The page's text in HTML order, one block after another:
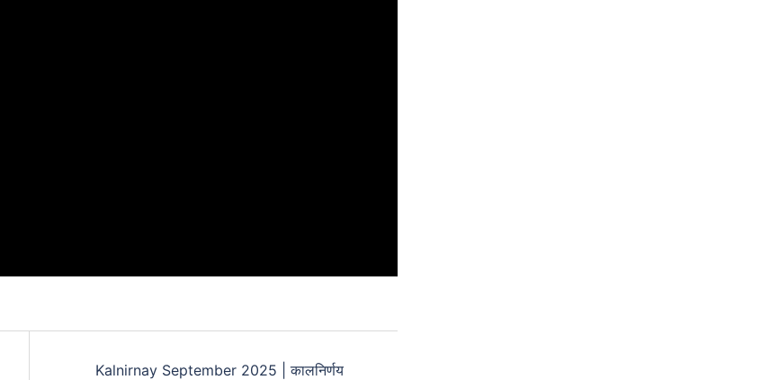
Kalnirnay September 2025 | कालनिर्णय